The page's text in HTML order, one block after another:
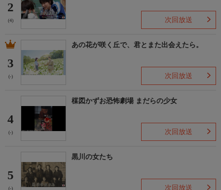
2
(4) 次回放送
3
(-)
あの花が咲く丘で、君とまた出会えたら。
次回放送
4
(-)
楳図かずお恐怖劇場 まだらの少女
次回放送
5
(-)
黒川の女たち
次回放送